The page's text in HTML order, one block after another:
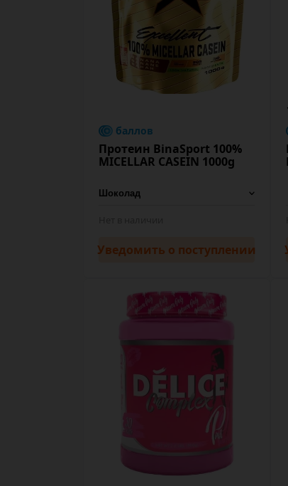
баллов
Протеин BinaSport 100%
MICELLAR CASEIN 1000g
Уведомить о поступлении